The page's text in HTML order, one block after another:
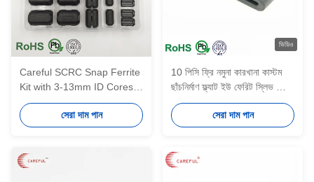
Careful SCRC Snap Ferrite
Kit with 3-13mm ID Cores
for 1-300MHz Noise
Suppression Thick PP Box
RoHS REACH
সেরা দাম পান
ভিডিও
10 পিসি ফ্রি নমুনা কারখানা কাস্টম
ছাঁচনির্মাণ ফ্ল্যাট ইউ ফেরিট স্লিভ কোর
ইএমআই দমন ফেরিট কোর ওয়্যার
হারনেসের জন্যসেরা দাম পান